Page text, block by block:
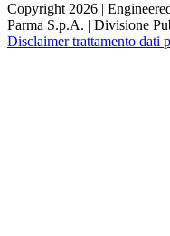
Copyright 2026 |
Parma S.p.A. | Divisione
Disclaimer trattamento dati